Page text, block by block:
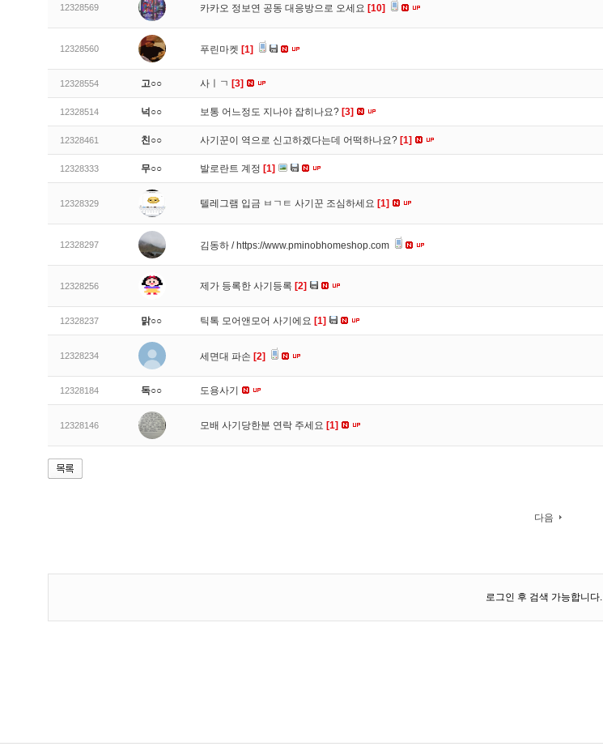
12328569 카카오 정보연 공동 대응방으로 오세요 [10]
12328560 푸린마켓 [1]
12328554 고○○ 사ㅣㄱ [3]
12328514 넉○○ 보통 어느정도 지나야 잡히나요? [3]
12328461 친○○ 사기꾼이 역으로 신고하겠다는데 어떡하나요? [1]
12328333 무○○ 발로란트 계정 [1]
12328329 텔레그램 입금 ㅂㄱㅌ 사기꾼 조심하세요 [1]
12328297 김동하 / https://www.pminobhomeshop.com
12328256 제가 등록한 사기등록 [2]
12328237 맑○○ 틱톡 모어앤모어 사기에요 [1]
12328234 세면대 파손 [2]
12328184 독○○ 도용사기
12328146 모배 사기당한분 연락 주세요 [1]
다음
로그인 후 검색 가능합니다.